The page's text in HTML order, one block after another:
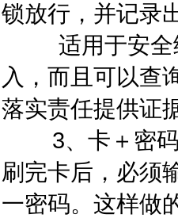
锁放行，并记录
适用于安全级
入，而且可以查
落实责任提供证
3、卡＋密码
刷完卡后，必须
一密码。这样做